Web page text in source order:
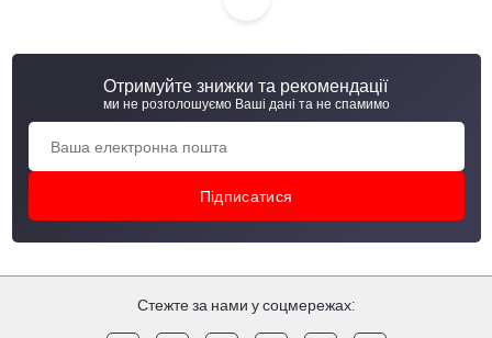
Профнастил С-15 0,40 мм 1170х1900, Print (світле
дерево)
Профнастил С-15 0,45 мм 1170х2040, РЕМА 7024
Отримуйте знижки та рекомендації
ми не розголошуємо Ваші дані та не спамимо
Стежте за нами у соцмережах: